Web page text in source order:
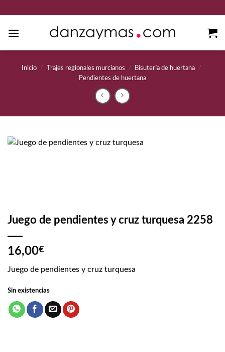
contenido
Inicio / Trajes regionales murcianos / Bisutería de huertana
/
Pendientes de huertana
Juego de pendientes y cruz turquesa 2258
16,00€
Juego de pendientes y cruz turquesa
Sin existencias